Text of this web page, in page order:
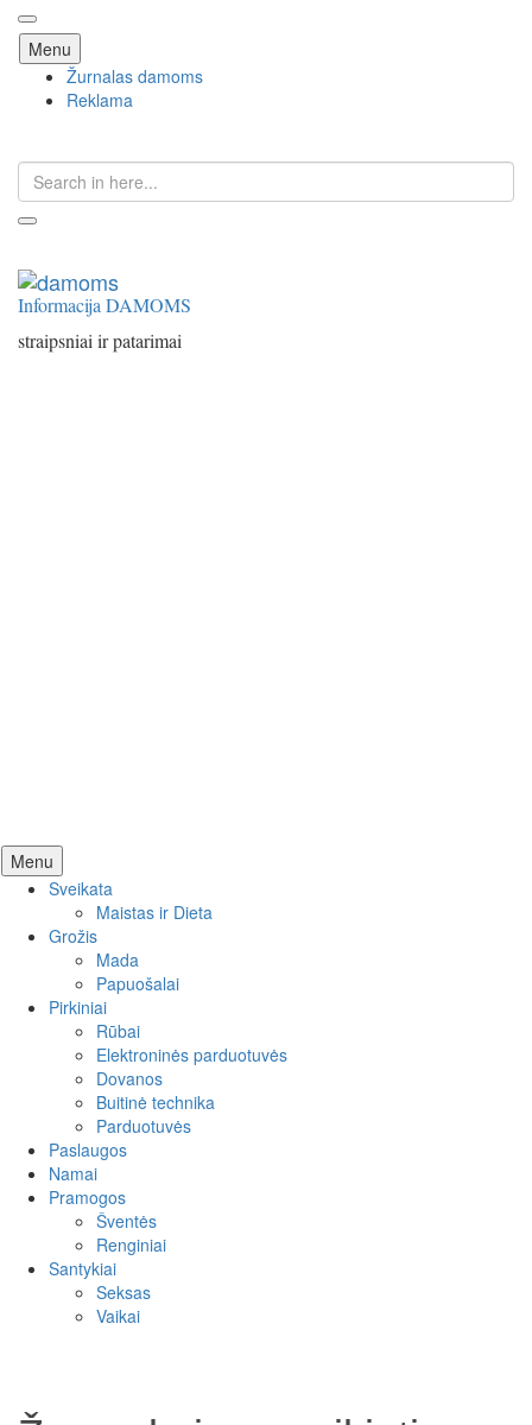
Menu Skip
to
content
Žurnalas damoms
Reklama
Search
for:
Informacija DAMOMS
straipsniai ir patarimai
Menu Skip
to
content
Sveikata
Maistas ir Dieta
Grožis
Mada
Papuošalai
Pirkiniai
Rūbai
Elektroninės parduotuvės
Dovanos
Buitinė technika
Parduotuvės
Paslaugos
Namai
Pramogos
Šventės
Renginiai
Santykiai
Seksas
Vaikai